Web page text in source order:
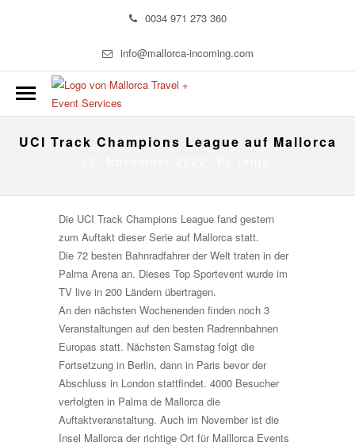
0034 971 273 360
info@mallorca-incoming.com
UCI Track Champions League auf Mallorca
Die UCI Track Champions League fand gestern
zum Auftakt dieser Serie auf Mallorca statt.
Die 72 besten Bahnradfahrer der Welt traten in der
Palma Arena an. Dieses Top Sportevent wurde im
TV live in 200 Ländern übertragen.
An den nächsten Wochenenden finden noch 3
Veranstaltungen auf den besten Radrennbahnen
Europas statt. Nächsten Samstag folgt die
Fortsetzung in Berlin, dann in Paris bevor der
Abschluss in London stattfindet. 4000 Besucher
verfolgten in Palma de Mallorca die
Auftaktveranstaltung. Auch im November ist die
Insel Mallorca der richtige Ort für Malllorca Events